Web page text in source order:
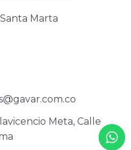
Marta
Meta, Calle